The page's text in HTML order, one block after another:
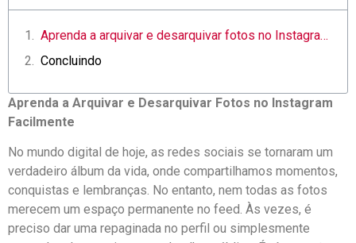
Aprenda a arquivar e desarquivar fotos no Instagram facilmente
Concluindo
Aprenda a Arquivar e Desarquivar Fotos no ​Instagram
Facilmente
No mundo digital de hoje, ​as redes sociais se tornaram um
verdadeiro álbum ‍da vida, onde compartilhamos momentos,
conquistas e lembranças. ​No entanto, nem​ todas as fotos
merecem um​ espaço permanente no ​feed. Às‍ vezes, é
preciso dar ‍uma repaginada no perfil ou simplesmente​